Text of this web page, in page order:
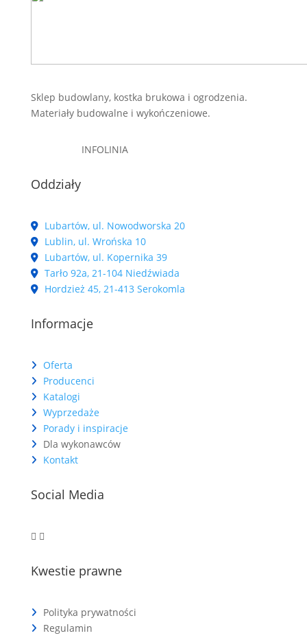
Sklep budowlany, kostka brukowa i ogrodzenia.
Materiały budowalne i wykończeniowe.
INFOLINIA
Oddziały
Lubartów, ul. Nowodworska 20
Lublin, ul. Wrońska 10
Lubartów, ul. Kopernika 39
Tarło 92a, 21-104 Niedźwiada
Hordzież 45, 21-413 Serokomla
Informacje
Oferta
Producenci
Katalogi
Wyprzedaże
Porady i inspiracje
Dla wykonawców
Kontakt
Social Media
Kwestie prawne
Polityka prywatności
Regulamin